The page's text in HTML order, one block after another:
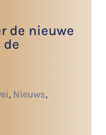
de nieuwe
, Nieuws,